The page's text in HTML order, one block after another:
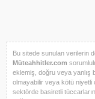
Bu sitede sunulan verilerin
Müteahhitler.com
eklemiş, doğru veya yanlış
olmayabilir veya kötü niyetli
sektörde basiretli